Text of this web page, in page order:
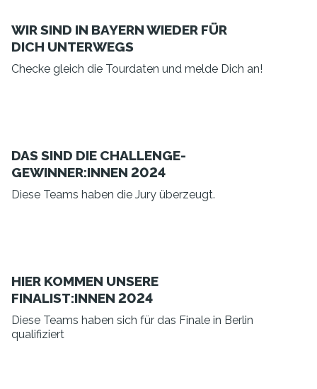
WIR SIND IN BAYERN WIEDER FÜR
DICH UNTERWEGS
Checke gleich die Tourdaten und melde Dich an!
DAS SIND DIE CHALLENGE-
GEWINNER:INNEN 2024
Diese Teams haben die Jury überzeugt.
HIER KOMMEN UNSERE
FINALIST:INNEN 2024
Diese Teams haben sich für das Finale in Berlin
qualifiziert